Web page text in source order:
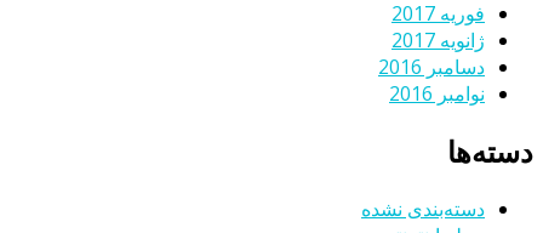
فوریه 2017
ژانویه 2017
دسامبر 2016
نوامبر 2016
دسته‌ها
دسته‌بندی نشده